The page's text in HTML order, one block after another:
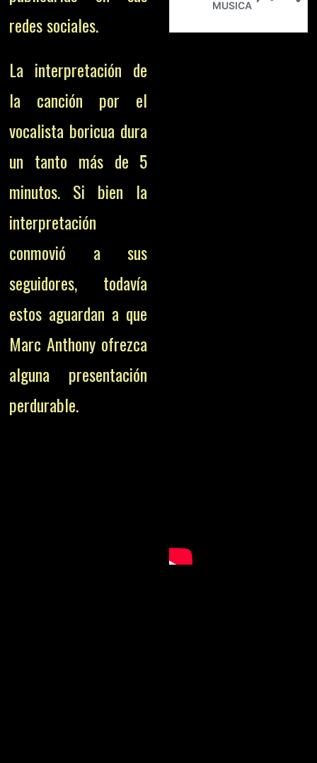
redes sociales.
La interpretación de
la canción por el
vocalista boricua dura
un tanto más de 5
minutos. Si bien la
interpretación
conmovió a sus
seguidores, todavía
estos aguardan a que
Marc Anthony ofrezca
alguna presentación
perdurable.